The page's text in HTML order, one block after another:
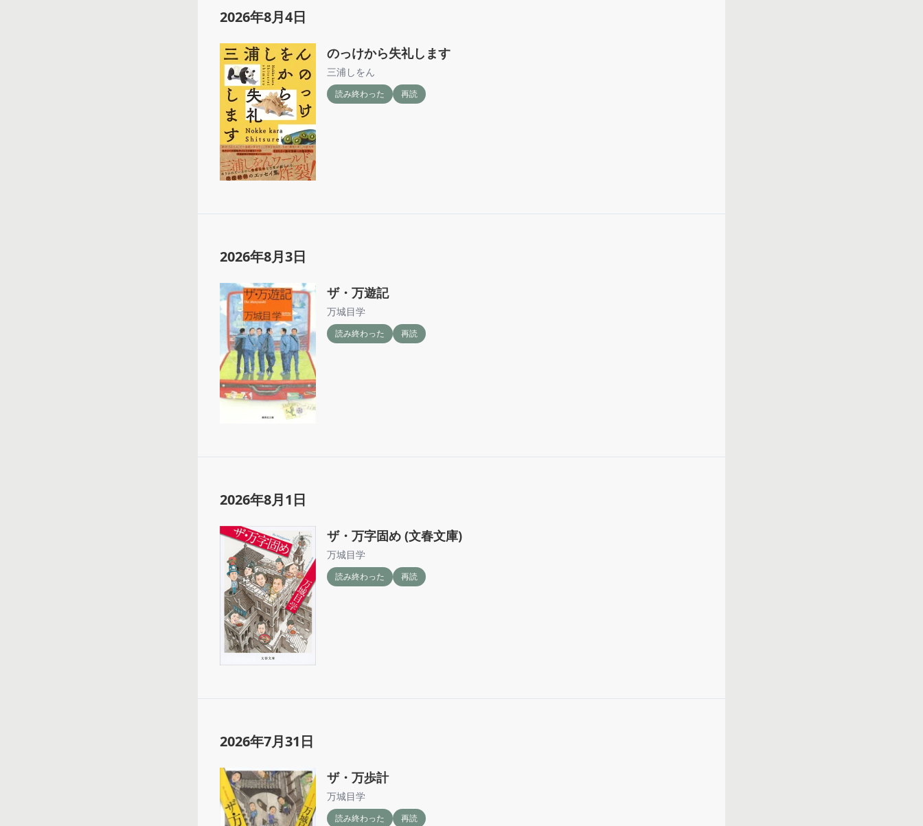
2026年8月4日
のっけから失礼します
三浦しをん
読み終わった 再読
2026年8月3日
ザ・万遊記
万城目学
読み終わった 再読
2026年8月1日
ザ・万字固め (文春文庫)
万城目学
読み終わった 再読
2026年7月31日
ザ・万歩計
万城目学
読み終わった 再読